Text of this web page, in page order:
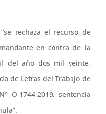
rechaza el recurso de
en contra de la
del año dos mil veinte,
de Letras del Trabajo de
O-1744-2019, sentencia